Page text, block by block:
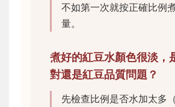
不如第一次就按正確比例
量。
煮好的紅豆水顏色很淡，
對還是紅豆品質問題？
先檢查比例是否水加太多